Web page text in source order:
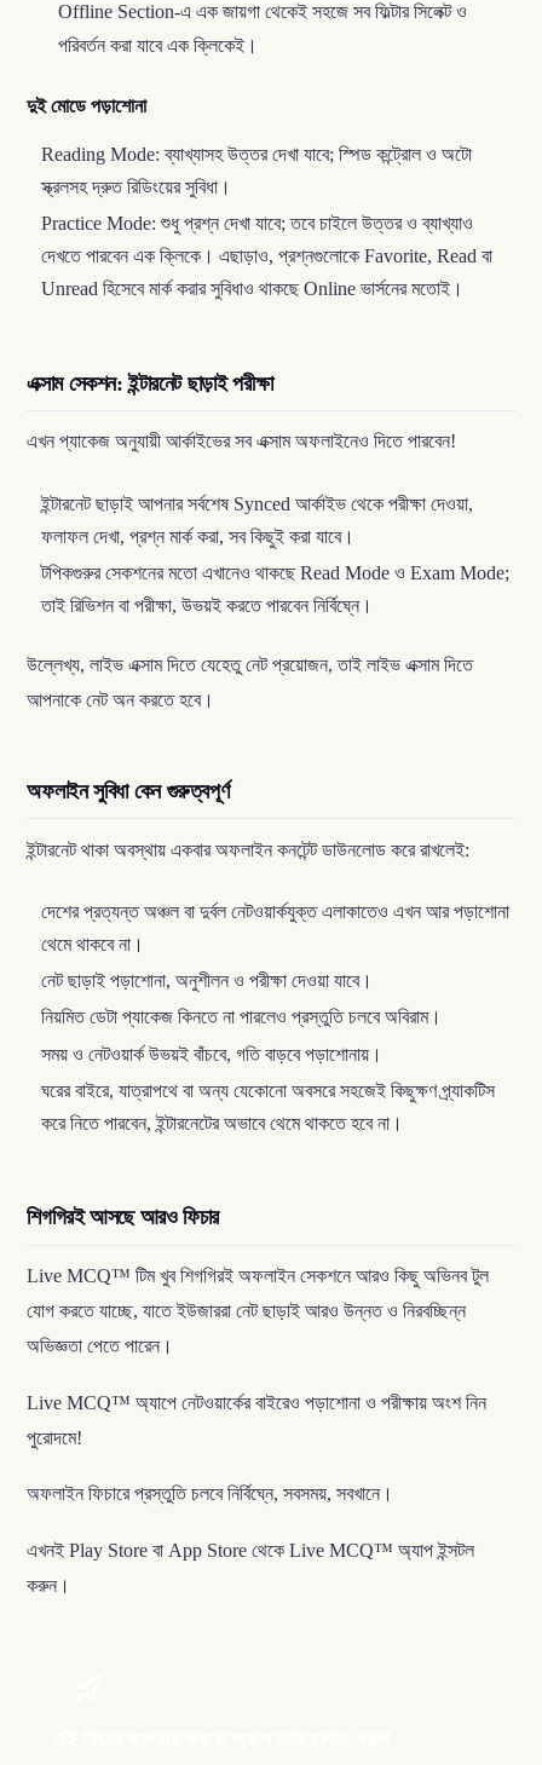
Offline Section-এ এক জায়গা থেকেই সহজে সব ফিল্টার সিলেক্ট ও
পরিবর্তন করা যাবে এক ক্লিকেই।
দুই মোডে পড়াশোনা
Reading Mode: ব্যাখ্যাসহ উত্তর দেখা যাবে; স্পিড কন্ট্রোল ও অটো
স্ক্রলসহ দ্রুত রিডিংয়ের সুবিধা।
Practice Mode: শুধু প্রশ্ন দেখা যাবে; তবে চাইলে উত্তর ও ব্যাখ্যাও
দেখতে পারবেন এক ক্লিকে। এছাড়াও, প্রশ্নগুলোকে Favorite, Read বা
Unread হিসেবে মার্ক করার সুবিধাও থাকছে Online ভার্সনের মতোই।
এক্সাম সেকশন: ইন্টারনেট ছাড়াই পরীক্ষা
এখন প্যাকেজ অনুযায়ী আর্কাইভের সব এক্সাম অফলাইনেও দিতে পারবেন!
ইন্টারনেট ছাড়াই আপনার সর্বশেষ Synced আর্কাইভ থেকে পরীক্ষা দেওয়া,
ফলাফল দেখা, প্রশ্ন মার্ক করা, সব কিছুই করা যাবে।
টপিকগুরুর সেকশনের মতো এখানেও থাকছে Read Mode ও Exam Mode;
তাই রিভিশন বা পরীক্ষা, উভয়ই করতে পারবেন নির্বিঘ্নে।
উল্লেখ্য, লাইভ এক্সাম দিতে যেহেতু নেট প্রয়োজন, তাই লাইভ এক্সাম দিতে
আপনাকে নেট অন করতে হবে।
অফলাইন সুবিধা কেন গুরুত্বপূর্ণ
ইন্টারনেট থাকা অবস্থায় একবার অফলাইন কনটেন্ট ডাউনলোড করে রাখলেই:
দেশের প্রত্যন্ত অঞ্চল বা দুর্বল নেটওয়ার্কযুক্ত এলাকাতেও এখন আর পড়াশোনা
থেমে থাকবে না।
নেট ছাড়াই পড়াশোনা, অনুশীলন ও পরীক্ষা দেওয়া যাবে।
নিয়মিত ডেটা প্যাকেজ কিনতে না পারলেও প্রস্তুতি চলবে অবিরাম।
সময় ও নেটওয়ার্ক উভয়ই বাঁচবে, গতি বাড়বে পড়াশোনায়।
ঘরের বাইরে, যাত্রাপথে বা অন্য যেকোনো অবসরে সহজেই কিছুক্ষণ প্র্যাকটিস
করে নিতে পারবেন, ইন্টারনেটের অভাবে থেমে থাকতে হবে না।
শিগগিরই আসছে আরও ফিচার
Live MCQ™ টিম খুব শিগগিরই অফলাইন সেকশনে আরও কিছু অভিনব টুল
যোগ করতে যাচ্ছে, যাতে ইউজাররা নেট ছাড়াই আরও উন্নত ও নিরবচ্ছিন্ন
অভিজ্ঞতা পেতে পারেন।
Live MCQ™ অ্যাপে নেটওয়ার্কের বাইরেও পড়াশোনা ও পরীক্ষায় অংশ নিন
পুরোদমে!
অফলাইন ফিচারে প্রস্তুতি চলবে নির্বিঘ্নে, সবসময়, সবখানে।
এখনই Play Store বা App Store থেকে Live MCQ™ অ্যাপ ইন্সটল
করুন।